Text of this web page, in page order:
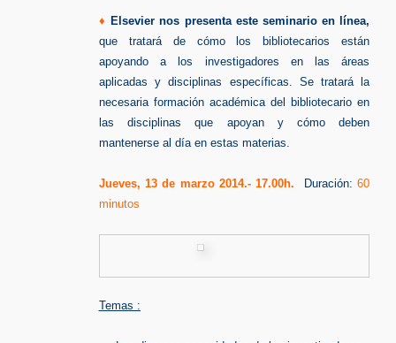
♦ Elsevier nos presenta este seminario en línea,
que tratará de cómo los bibliotecarios están
apoyando a los investigadores en las áreas
aplicadas y disciplinas específicas. Se tratará la
necesaria formación académica del bibliotecario en
las disciplinas que apoyan y cómo deben
mantenerse al día en estas materias.
Jueves, 13 de marzo 2014.- 17.00h. Duración: 60
minutos
Temas :